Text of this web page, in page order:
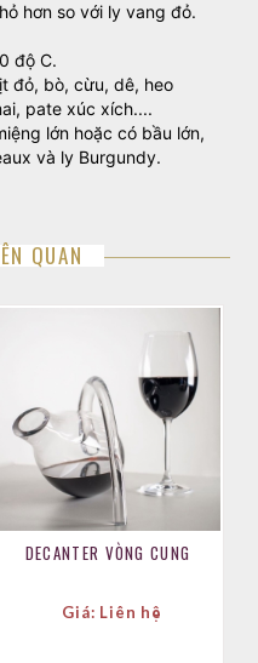
hơn so với ly vang đỏ.
độ C.
đỏ, bò, cừu, dê, heo
pate xúc xích....
lớn hoặc có bầu lớn,
và ly Burgundy.
QUAN
DECANTER VÒNG CUNG
Giá: Liên hệ